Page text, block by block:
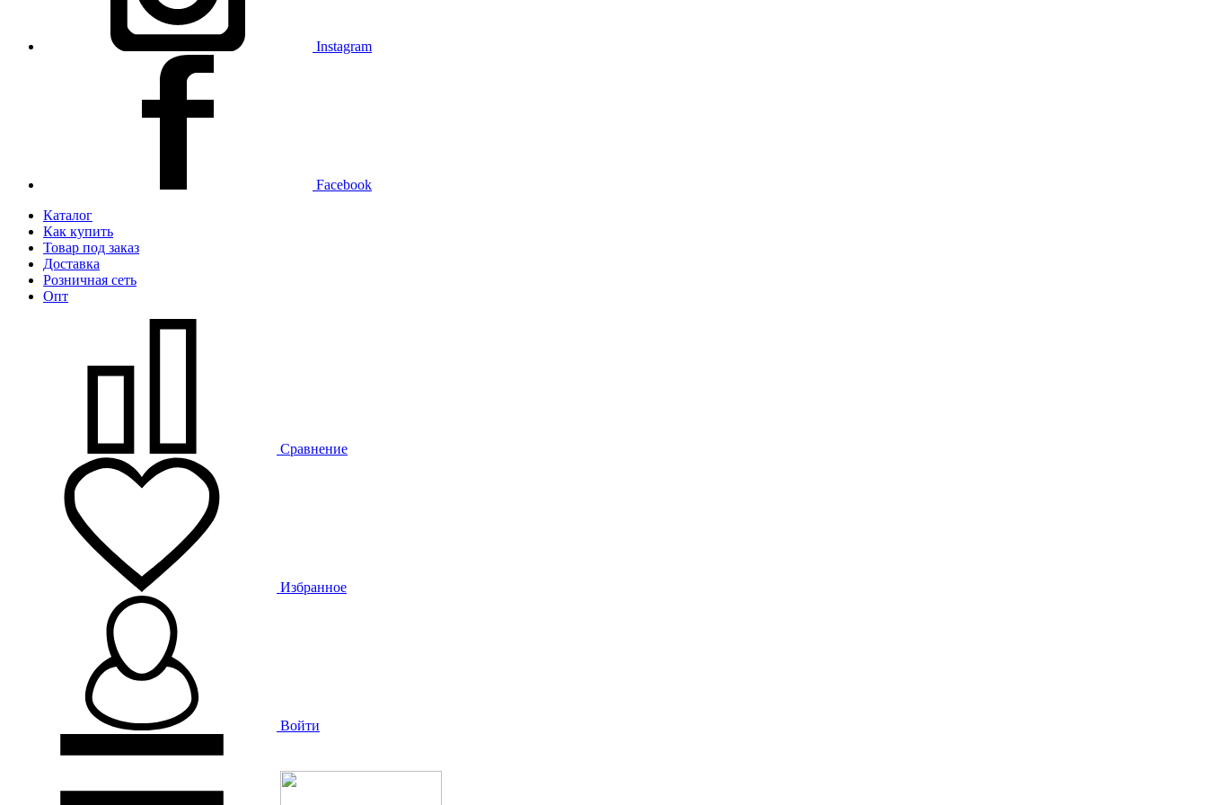
Instagram
Facebook
Каталог
Как купить
Товар под заказ
Доставка
Розничная сеть
Опт
Сравнение
Избранное
Войти